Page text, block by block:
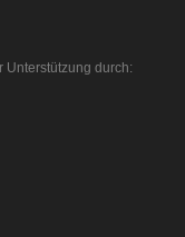
Unterstützung durch: